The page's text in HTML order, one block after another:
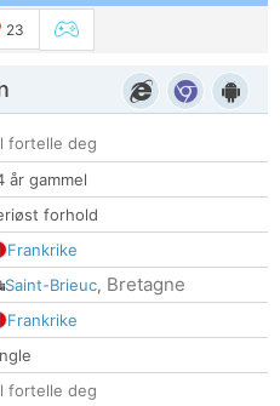
23
fortelle deg
år gammel
forhold
Frankrike
Saint-Brieuc, Bretagne
Frankrike
fortelle deg